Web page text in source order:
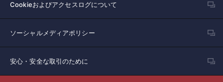
Cookieおよびアクセスログについて
ソーシャルメディアポリシー
安心・安全な取引のために